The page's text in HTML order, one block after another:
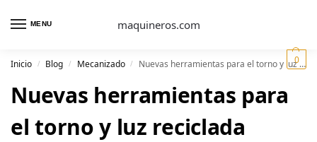
MENU maquineros.com
0
Inicio / Blog / Mecanizado / Nuevas herramientas para el torno y luz reciclada
Nuevas herramientas para
el torno y luz reciclada